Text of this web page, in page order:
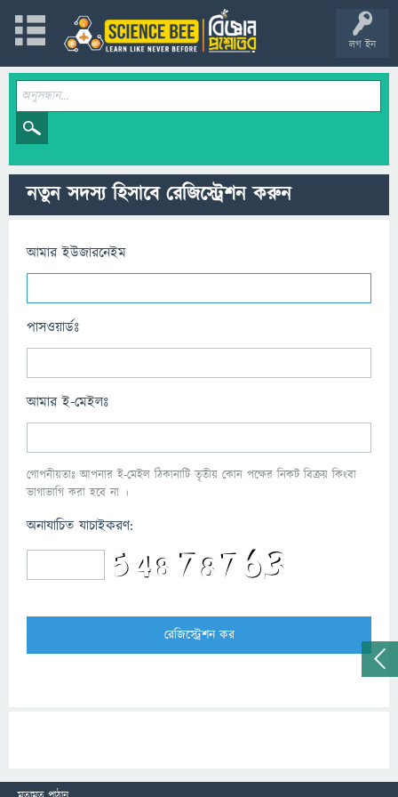
লগ ইন
নতুন সদস্য হিসাবে রেজিস্ট্রেশন করুন
আমার ইউজারনেইম
পাসওয়ার্ডঃ
আমার ই-মেইলঃ
গোপনীয়তাঃ আপনার ই-মেইল ঠিকানাটি তৃতীয় কোন পক্ষের নিকট বিক্রয় কিংবা
ভাগাভাগি করা হবে না ।
অনাযাচিত যাচাইকরণ: